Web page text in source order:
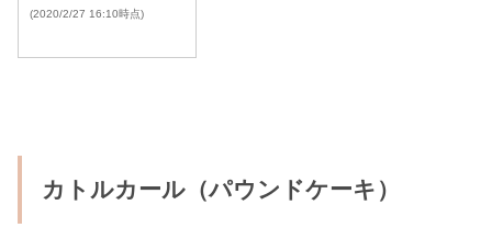
(2020/2/27 16:10時点)
カトルカール（パウンドケーキ）